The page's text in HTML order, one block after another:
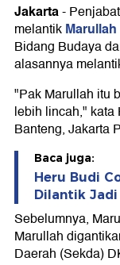
Jakarta-
melantik
Bidang Budaya
alasannya
"Pak Marullah itu
lebih lincah,"
Banteng, Jakarta
Baca juga:
Heru Budi
Dilantik
Sebelumnya,
Marullah
Daerah (Sekda)